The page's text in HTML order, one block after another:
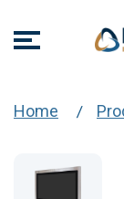
Home